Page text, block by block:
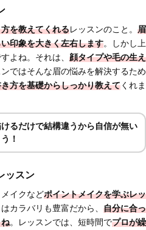
を教えてくれるレッスンのこと。 眉
印象を大きく左右します。しかし上
よね。それは、 顔タイプや毛の生え
ではそんな眉の悩みを解決するため
方を基礎からしっかり教えてくれま
るだけで結構違うから自信が無い
！
ッスン
イクなどポイントメイクを学ぶレッ
カラバリも豊富だから、 自分に合っ
。レッスンでは、短時間でプロが繰